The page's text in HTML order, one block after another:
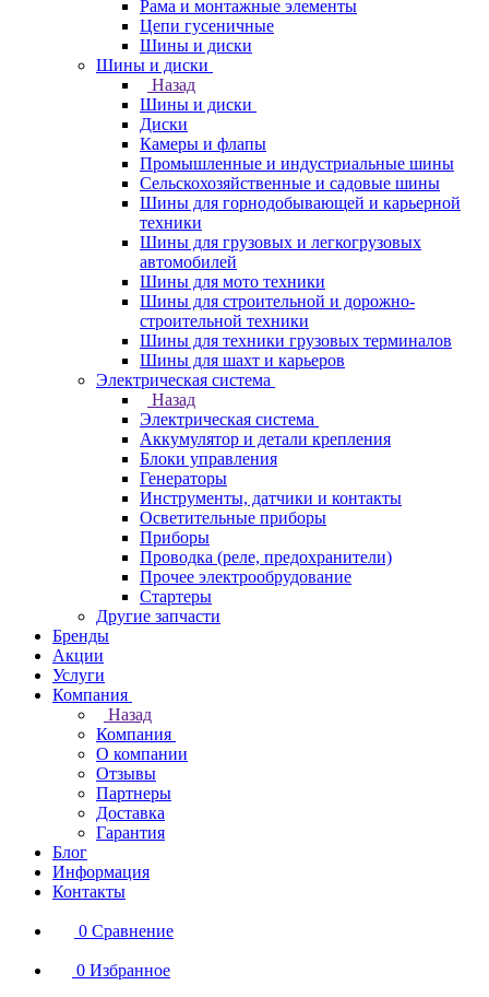
Рама и монтажные элементы
Цепи гусеничные
Шины и диски
Шины и диски
Назад
Шины и диски
Диски
Камеры и флапы
Промышленные и индустриальные шины
Сельскохозяйственные и садовые шины
Шины для горнодобывающей и карьерной
техники
Шины для грузовых и легкогрузовых
автомобилей
Шины для мото техники
Шины для строительной и дорожно-
строительной техники
Шины для техники грузовых терминалов
Шины для шахт и карьеров
Электрическая система
Назад
Электрическая система
Аккумулятор и детали крепления
Блоки управления
Генераторы
Инструменты, датчики и контакты
Осветительные приборы
Приборы
Проводка (реле, предохранители)
Прочее электрообрудование
Стартеры
Другие запчасти
Бренды
Акции
Услуги
Компания
Назад
Компания
О компании
Отзывы
Партнеры
Доставка
Гарантия
Блог
Информация
Контакты
0 Сравнение
0 Избранное